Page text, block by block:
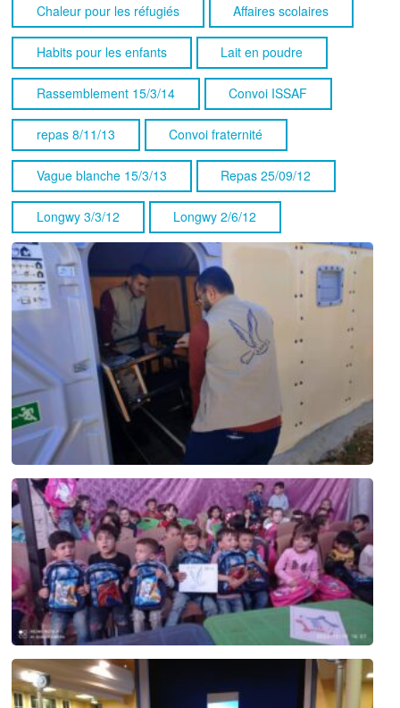
Chaleur pour les réfugiés Affaires scolaires
Habits pour les enfants Lait en poudre
Rassemblement 15/3/14 Convoi ISSAF
repas 8/11/13 Convoi fraternité
Vague blanche 15/3/13 Repas 25/09/12
Longwy 3/3/12 Longwy 2/6/12